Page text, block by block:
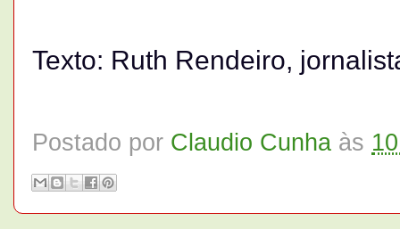
Texto: Ruth Rendeiro,
Postado por Claudio Cunha às